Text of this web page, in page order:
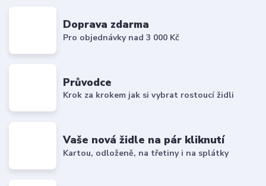
Doprava zdarma
Pro objednávky nad 3 000 Kč
Průvodce
Krok za krokem jak si vybrat rostoucí židli
Vaše nová židle na pár kliknutí
Kartou, odloženě, na třetiny i na splátky